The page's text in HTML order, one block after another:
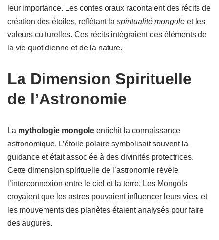
leur importance. Les contes oraux racontaient des récits de
création des étoiles, reflétant la spiritualité mongole et les
valeurs culturelles. Ces récits intégraient des éléments de
la vie quotidienne et de la nature.
La Dimension Spirituelle
de l’Astronomie
La mythologie mongole enrichit la connaissance
astronomique. L’étoile polaire symbolisait souvent la
guidance et était associée à des divinités protectrices.
Cette dimension spirituelle de l’astronomie révèle
l’interconnexion entre le ciel et la terre. Les Mongols
croyaient que les astres pouvaient influencer leurs vies, et
les mouvements des planètes étaient analysés pour faire
des augures.